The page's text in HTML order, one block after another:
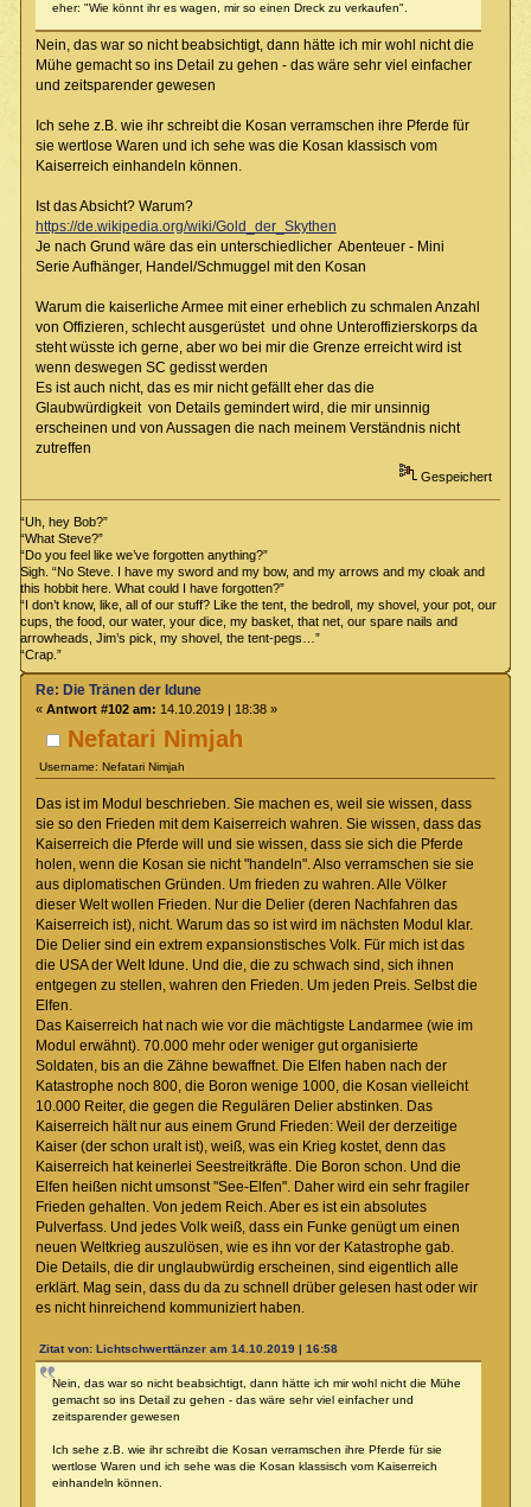
eher: "Wie könnt ihr es wagen, mir so einen Dreck zu verkaufen".
Nein, das war so nicht beabsichtigt, dann hätte ich mir wohl nicht die
Mühe gemacht so ins Detail zu gehen - das wäre sehr viel einfacher
und zeitsparender gewesen
Ich sehe z.B. wie ihr schreibt die Kosan verramschen ihre Pferde für
sie wertlose Waren und ich sehe was die Kosan klassisch vom
Kaiserreich einhandeln können.
Ist das Absicht? Warum?
https://de.wikipedia.org/wiki/Gold_der_Skythen
Je nach Grund wäre das ein unterschiedlicher Abenteuer - Mini
Serie Aufhänger, Handel/Schmuggel mit den Kosan
Warum die kaiserliche Armee mit einer erheblich zu schmalen Anzahl
von Offizieren, schlecht ausgerüstet und ohne Unteroffizierskorps da
steht wüsste ich gerne, aber wo bei mir die Grenze erreicht wird ist
wenn deswegen SC gedisst werden
Es ist auch nicht, das es mir nicht gefällt eher das die
Glaubwürdigkeit von Details gemindert wird, die mir unsinnig
erscheinen und von Aussagen die nach meinem Verständnis nicht
zutreffen
Gespeichert
“Uh, hey Bob?”
“What Steve?”
“Do you feel like we’ve forgotten anything?”
Sigh. “No Steve. I have my sword and my bow, and my arrows and my cloak and
this hobbit here. What could I have forgotten?”
“I don’t know, like, all of our stuff? Like the tent, the bedroll, my shovel, your pot, our
cups, the food, our water, your dice, my basket, that net, our spare nails and
arrowheads, Jim’s pick, my shovel, the tent-pegs…”
“Crap.”
Nefatari Nimjah
Username: Nefatari Nimjah
Re: Die Tränen der Idune
« Antwort #102 am: 14.10.2019 | 18:38 »
Das ist im Modul beschrieben. Sie machen es, weil sie wissen, dass
sie so den Frieden mit dem Kaiserreich wahren. Sie wissen, dass das
Kaiserreich die Pferde will und sie wissen, dass sie sich die Pferde
holen, wenn die Kosan sie nicht "handeln". Also verramschen sie sie
aus diplomatischen Gründen. Um frieden zu wahren. Alle Völker
dieser Welt wollen Frieden. Nur die Delier (deren Nachfahren das
Kaiserreich ist), nicht. Warum das so ist wird im nächsten Modul klar.
Die Delier sind ein extrem expansionstisches Volk. Für mich ist das
die USA der Welt Idune. Und die, die zu schwach sind, sich ihnen
entgegen zu stellen, wahren den Frieden. Um jeden Preis. Selbst die
Elfen.
Das Kaiserreich hat nach wie vor die mächtigste Landarmee (wie im
Modul erwähnt). 70.000 mehr oder weniger gut organisierte
Soldaten, bis an die Zähne bewaffnet. Die Elfen haben nach der
Katastrophe noch 800, die Boron wenige 1000, die Kosan vielleicht
10.000 Reiter, die gegen die Regulären Delier abstinken. Das
Kaiserreich hält nur aus einem Grund Frieden: Weil der derzeitige
Kaiser (der schon uralt ist), weiß, was ein Krieg kostet, denn das
Kaiserreich hat keinerlei Seestreitkräfte. Die Boron schon. Und die
Elfen heißen nicht umsonst "See-Elfen". Daher wird ein sehr fragiler
Frieden gehalten. Von jedem Reich. Aber es ist ein absolutes
Pulverfass. Und jedes Volk weiß, dass ein Funke genügt um einen
neuen Weltkrieg auszulösen, wie es ihn vor der Katastrophe gab.
Die Details, die dir unglaubwürdig erscheinen, sind eigentlich alle
erklärt. Mag sein, dass du da zu schnell drüber gelesen hast oder wir
es nicht hinreichend kommuniziert haben.
Zitat von: Lichtschwerttänzer am 14.10.2019 | 16:58
Nein, das war so nicht beabsichtigt, dann hätte ich mir wohl nicht die Mühe
gemacht so ins Detail zu gehen - das wäre sehr viel einfacher und
zeitsparender gewesen
Ich sehe z.B. wie ihr schreibt die Kosan verramschen ihre Pferde für sie
wertlose Waren und ich sehe was die Kosan klassisch vom Kaiserreich
einhandeln können.